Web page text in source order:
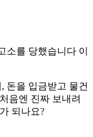
소를 당했습니다 이
돈을 입금받고 물건
음엔 진짜 보내려
되나요?